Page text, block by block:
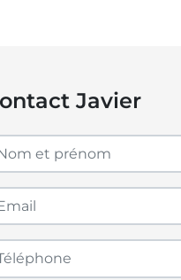
Javier